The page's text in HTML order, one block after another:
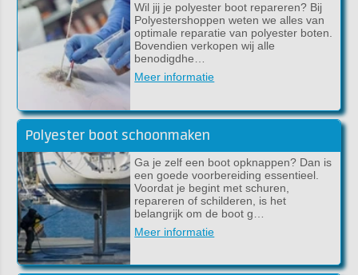
Wil jij je polyester boot repareren? Bij
Polyestershoppen weten we alles van
optimale reparatie van polyester boten.
Bovendien verkopen wij alle
benodigdhe…
Meer informatie
Polyester boot schoonmaken
Ga je zelf een boot opknappen? Dan is
een goede voorbereiding essentieel.
Voordat je begint met schuren,
repareren of schilderen, is het
belangrijk om de boot g…
Meer informatie